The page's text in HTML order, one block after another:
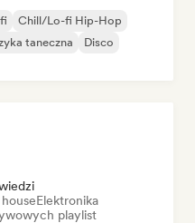
Chill/Lo-fi Hip-Hop
taneczna
Disco
Elektronika
playlist